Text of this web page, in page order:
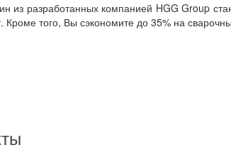
из разработанных компанией HGG Group
Кроме того, Вы сэкономите до 35% на